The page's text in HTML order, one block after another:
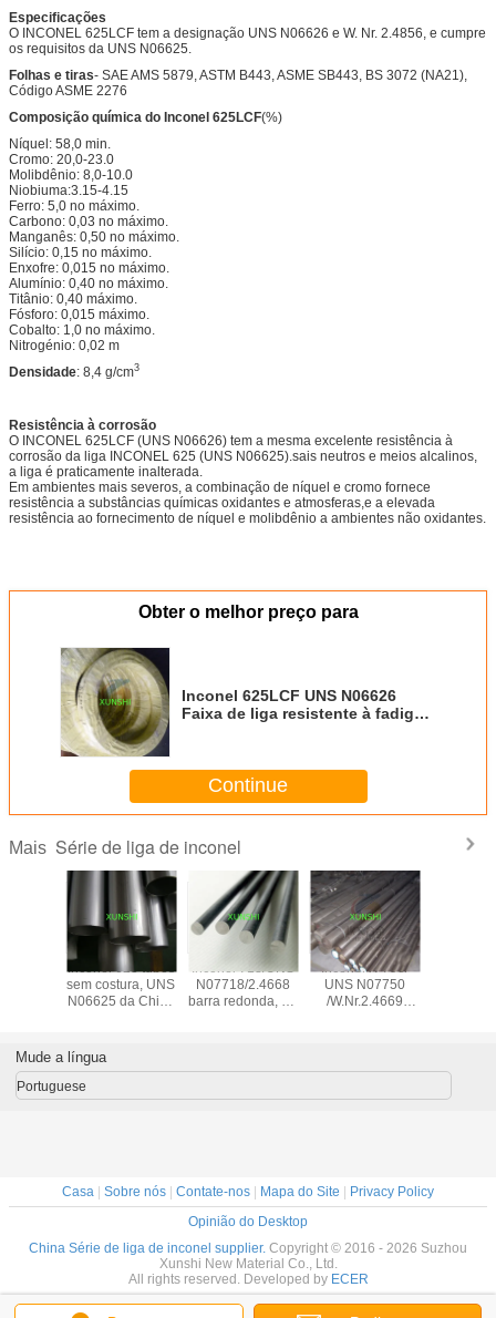
Especificações
O INCONEL 625LCF tem a designação UNS N06626 e W. Nr. 2.4856, e cumpre
os requisitos da UNS N06625.
Folhas e tiras- SAE AMS 5879, ASTM B443, ASME SB443, BS 3072 (NA21),
Código ASME 2276
Composição química do Inconel 625LCF(%)
Níquel: 58,0 min.
Cromo: 20,0-23.0
Molibdênio: 8,0-10.0
Niobiuma:3.15-4.15
Ferro: 5,0 no máximo.
Carbono: 0,03 no máximo.
Manganês: 0,50 no máximo.
Silício: 0,15 no máximo.
Enxofre: 0,015 no máximo.
Alumínio: 0,40 no máximo.
Titânio: 0,40 máximo.
Fósforo: 0,015 máximo.
Cobalto: 1,0 no máximo.
Nitrogénio: 0,02 m
Densidade: 8,4 g/cm3
Resistência à corrosão
O INCONEL 625LCF (UNS N06626) tem a mesma excelente resistência à
corrosão da liga INCONEL 625 (UNS N06625).sais neutros e meios alcalinos,
a liga é praticamente inalterada.
Em ambientes mais severos, a combinação de níquel e cromo fornece
resistência a substâncias químicas oxidantes e atmosferas,e a elevada
resistência ao fornecimento de níquel e molibdênio a ambientes não oxidantes.
Obter o melhor preço para
Inconel 625LCF UNS N06626
Faixa de liga resistente à fadiga
Continue
Mais Série de liga de inconel
Inconel 625 tubos
sem costura, UNS
N06625 da China
Inconel 718/UNS
N07718/2.4668
barra redonda, de
Inconel X-750/
UNS N07750
/W.Nr.2.4669
Mude a língua
Portuguese
Casa | Sobre nós | Contate-nos | Mapa do Site | Privacy Policy
Opinião do Desktop
China Série de liga de inconel supplier. Copyright © 2016 - 2026 Suzhou
Xunshi New Material Co., Ltd.
All rights reserved. Developed by ECER